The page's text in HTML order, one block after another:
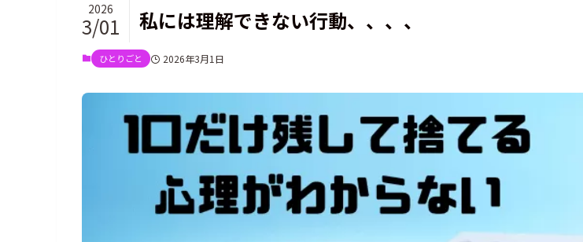
私には理解できない行動、、、、
2026
3/01
ひとりごと 2026年3月1日